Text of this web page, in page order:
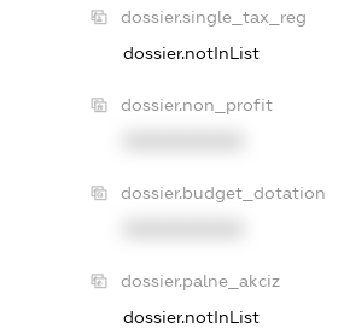
dossier.single_tax_reg
dossier.notInList
dossier.non_profit
dossier.budget_dotation
dossier.palne_akciz
dossier.notInList